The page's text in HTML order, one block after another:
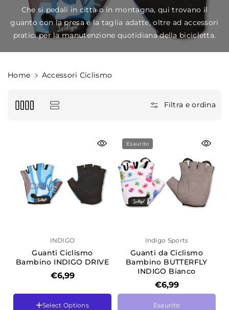
z
i
o
:
Che si pedali in città o in montagna, qui trovano il
guanto con la presa e la taglia adatte, oltre ad accessori
pratici per la manutenzione quotidiana della bicicletta.
Home Accessori Ciclismo
Filtra e ordina
INDIGO
Guanti Ciclismo
Bambino INDIGO DRIVE
€6,99
Tamanho
2XS
Select Options
Esaurito
Indigo Sports
Guanti da Ciclismo
Bambino BUTTERFLY
INDIGO Bianco
€6,99
Tamanho
Esaurito